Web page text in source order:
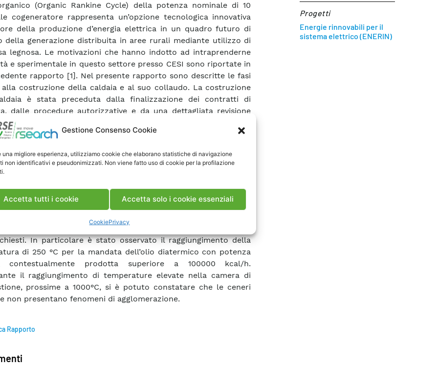
Gestione Consenso Cookie
una migliore esperienza, utilizziamo cookie che elaborano statistiche di navigazione
non identificativi e pseudonimizzati. Non viene fatto uso di cookie per la profilazione
Accetta tutti i cookie Accetta solo i cookie essenziali
CookiePrivacy
(Organic Rankine Cycle) della potenza nominale di 10
cogeneratore rappresenta un’opzione tecnologica innovativa
della produzione d’energia elettrica in un quadro futuro di
della generazione distribuita in aree rurali mediante utilizzo di
legnosa. Le motivazioni che hanno indotto ad intraprenderne
e sperimentale in questo settore presso CESI sono riportate in
rapporto [1]. Nel presente rapporto sono descritte le fasi
alla costruzione della caldaia e al suo collaudo. La costruzione
è stata preceduta dalla finalizzazione dei contratti di
dalle procedure autorizzative e da una dettagliata revisione
di massima iniziale. La caldaia è stata realizzata all’interno
Locale Caldaie del CESI, in uno spazio disponibile non
esistenti nel Locale stesso con significativi risparmi
e manodopera. Per smaltire il calore prodotto dalla
acqua della rete esistente di riscaldamento del CESI, all’interno
Caldaie. Al montaggio è seguita la fase di collaudo e la verifica
di caldaia è funzionante e raggiunge anzi supera i dati di
In particolare è stato osservato il raggiungimento della
di 250 °C per la mandata dell’olio diatermico con potenza
contestualmente prodotta superiore a 100000 kcal/h.
il raggiungimento di temperature elevate nella camera di
prossime a 1000°C, si è potuto constatare che le ceneri
non presentano fenomeni di agglomerazione.
Rapporto
Progetti
Energie rinnovabili per il
sistema elettrico (ENERIN)